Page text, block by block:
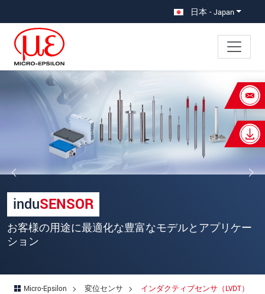
日本 - Japan
induSENSOR
お客様のアプリケーションに対する深い技術的知識
Micro-Epsilon 変位センサ インダクティブセンサ（LVDT）
×
あなたのリクエスト インダクテ
ィブセンサ（LVDT）
会社名*
所在地